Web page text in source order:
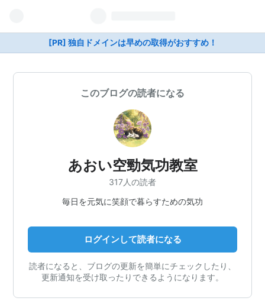
[PR] 独自ドメインは早めの取得がおすすめ！
このブログの読者になる
あおい空勁気功教室
317人の読者
毎日を元気に笑顔で暮らすための気功
ログインして読者になる
読者になると、ブログの更新を簡単にチェックしたり、
更新通知を受け取ったりできるようになります。